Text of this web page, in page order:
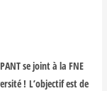
se joint à la FNE
! L’objectif est de